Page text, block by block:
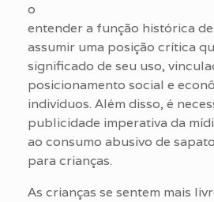
o
entender a função histórica
assumir uma posição crítica
significado de seu uso,
posicionamento social e
indivíduos. Além disso, é
publicidade imperativa da
ao consumo abusivo de
para crianças.
As crianças se sentem mais